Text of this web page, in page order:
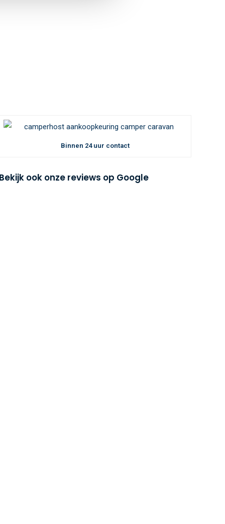
Binnen 24 uur contact
Bekijk ook onze reviews op Google